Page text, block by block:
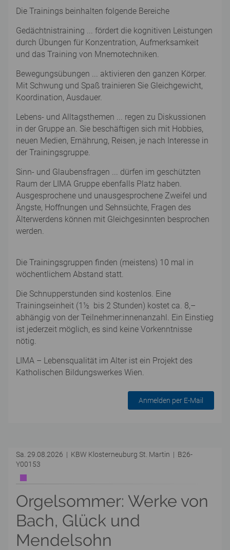
Die Trainings beinhalten folgende Bereiche
Gedächtnistraining ... fördert die kognitiven Leistungen
durch Übungen für Konzentration, Aufmerksamkeit
und das Training von Mnemotechniken.
Bewegungsübungen ... aktivieren den ganzen Körper.
Mit Schwung und Spaß trainieren Sie Gleichgewicht,
Koordination, Ausdauer.
Lebens- und Alltagsthemen ... regen zu Diskussionen
in der Gruppe an. Sie beschäftigen sich mit Hobbies,
neuen Medien, Ernährung, Reisen, je nach Interesse in
der Trainingsgruppe.
Sinn- und Glaubensfragen ... dürfen im geschützten
Raum der LIMA Gruppe ebenfalls Platz haben.
Ausgesprochene und unausgesprochene Zweifel und
Ängste, Hoffnungen und Sehnsüchte, Fragen des
Älterwerdens können mit Gleichgesinnten besprochen
werden.
Die Trainingsgruppen finden (meistens) 10 mal in
wöchentlichem Abstand statt.
Die Schnupperstunden sind kostenlos. Eine
Trainingseinheit (1½ bis 2 Stunden) kostet ca. 8,–
abhängig von der Teilnehmer:innenanzahl. Ein Einstieg
ist jederzeit möglich, es sind keine Vorkenntnisse
nötig.
LIMA – Lebensqualität im Alter ist ein Projekt des
Katholischen Bildungswerkes Wien.
Anmelden per E-Mail
Sa. 29.08.2026 | KBW Klosterneuburg St. Martin | B26-
Y00153
Orgelsommer: Werke von
Bach, Glück und
Mendelsohn